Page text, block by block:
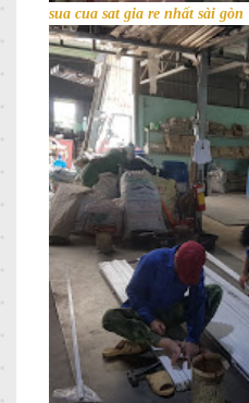
sua cua sat gia re nhất sài gòn